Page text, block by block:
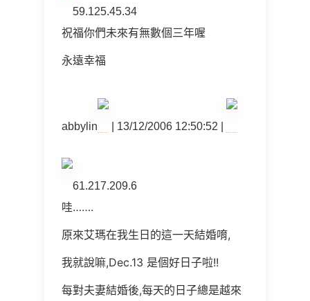
59.125.45.34
祝福你們未來有無數個三年喔
永遠幸福
abbylin | 13/12/2006 12:50:52 |
61.217.209.6
哇…….
原來艾瑪在我生日的這一天結婚唷,
我就說嘛,Dec.13 是個好日子啦!!
每對夫妻結婚後,每天的日子總是越來